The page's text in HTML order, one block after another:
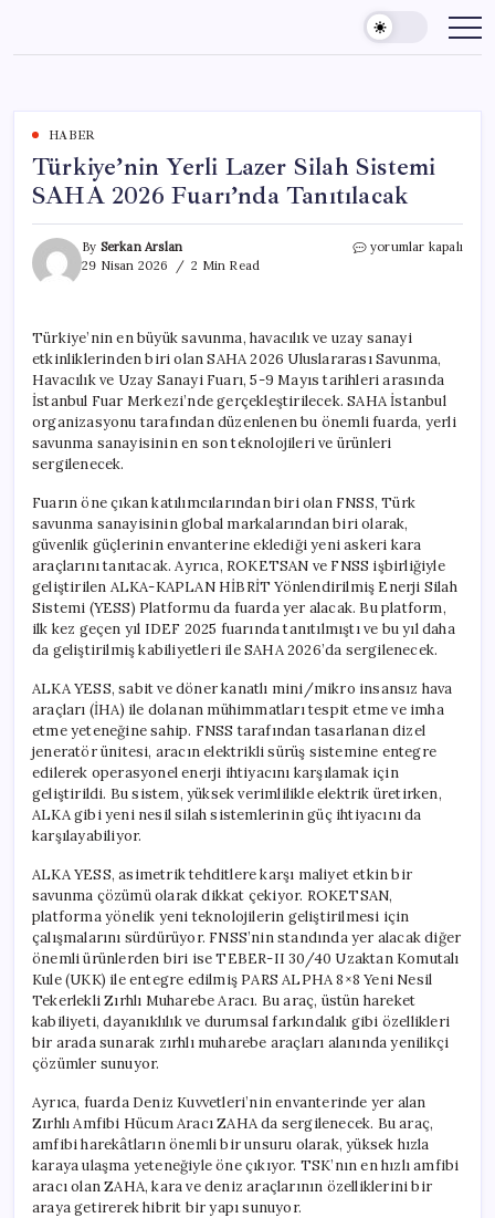
content
HABER
Türkiye’nin Yerli Lazer Silah Sistemi
SAHA 2026 Fuarı’nda Tanıtılacak
By Serkan Arslan
29 Nisan 2026
2 Min Read
Türkiye’nin
SAHA
2026
Fuarı’nda
Tanıtılacak
için
yorumlar kapalı
Türkiye’nin en büyük savunma, havacılık ve uzay sanayi
etkinliklerinden biri olan SAHA 2026 Uluslararası Savunma,
Havacılık ve Uzay Sanayi Fuarı, 5-9 Mayıs tarihleri arasında
İstanbul Fuar Merkezi’nde gerçekleştirilecek. SAHA İstanbul
organizasyonu tarafından düzenlenen bu önemli fuarda, yerli
savunma sanayisinin en son teknolojileri ve ürünleri
sergilenecek.
Fuarın öne çıkan katılımcılarından biri olan FNSS, Türk
savunma sanayisinin global markalarından biri olarak,
güvenlik güçlerinin envanterine eklediği yeni askeri kara
araçlarını tanıtacak. Ayrıca, ROKETSAN ve FNSS işbirliğiyle
geliştirilen ALKA-KAPLAN HİBRİT Yönlendirilmiş Enerji Silah
Sistemi (YESS) Platformu da fuarda yer alacak. Bu platform,
ilk kez geçen yıl IDEF 2025 fuarında tanıtılmıştı ve bu yıl daha
da geliştirilmiş kabiliyetleri ile SAHA 2026’da sergilenecek.
ALKA YESS, sabit ve döner kanatlı mini/mikro insansız hava
araçları (İHA) ile dolanan mühimmatları tespit etme ve imha
etme yeteneğine sahip. FNSS tarafından tasarlanan dizel
jeneratör ünitesi, aracın elektrikli sürüş sistemine entegre
edilerek operasyonel enerji ihtiyacını karşılamak için
geliştirildi. Bu sistem, yüksek verimlilikle elektrik üretirken,
ALKA gibi yeni nesil silah sistemlerinin güç ihtiyacını da
karşılayabiliyor.
ALKA YESS, asimetrik tehditlere karşı maliyet etkin bir
savunma çözümü olarak dikkat çekiyor. ROKETSAN,
platforma yönelik yeni teknolojilerin geliştirilmesi için
çalışmalarını sürdürüyor. FNSS’nin standında yer alacak diğer
önemli ürünlerden biri ise TEBER-II 30/40 Uzaktan Komutalı
Kule (UKK) ile entegre edilmiş PARS ALPHA 8×8 Yeni Nesil
Tekerlekli Zırhlı Muharebe Aracı. Bu araç, üstün hareket
kabiliyeti, dayanıklılık ve durumsal farkındalık gibi özellikleri
bir arada sunarak zırhlı muharebe araçları alanında yenilikçi
çözümler sunuyor.
Ayrıca, fuarda Deniz Kuvvetleri’nin envanterinde yer alan
Zırhlı Amfibi Hücum Aracı ZAHA da sergilenecek. Bu araç,
amfibi harekâtların önemli bir unsuru olarak, yüksek hızla
karaya ulaşma yeteneğiyle öne çıkıyor. TSK’nın en hızlı amfibi
aracı olan ZAHA, kara ve deniz araçlarının özelliklerini bir
araya getirerek hibrit bir yapı sunuyor.